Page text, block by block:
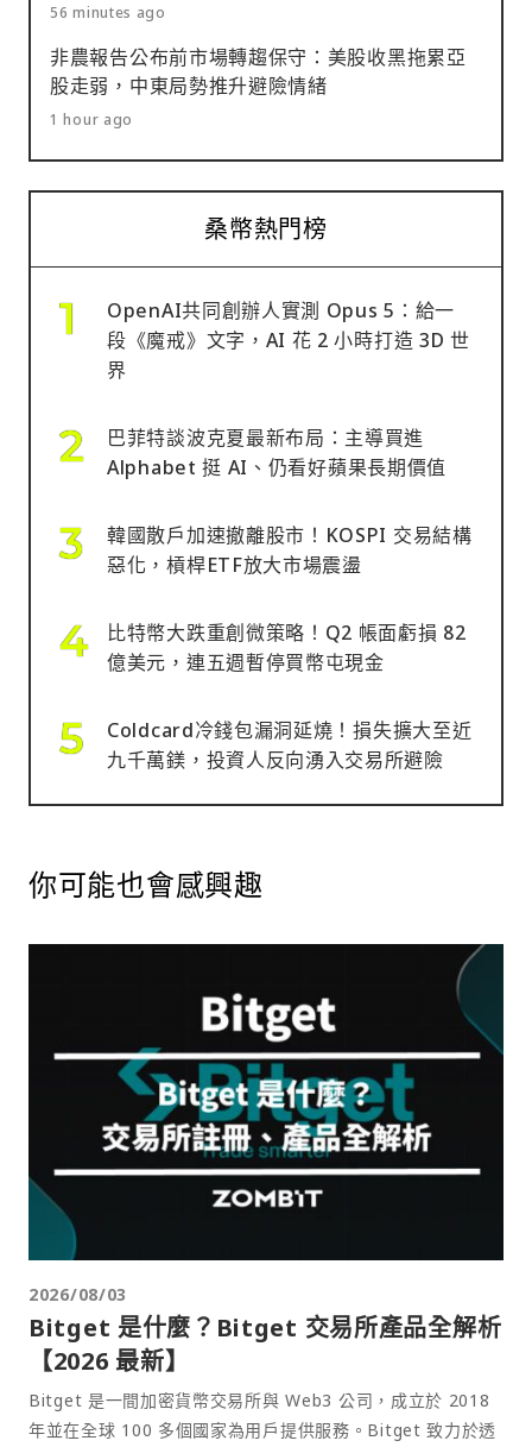
56 minutes ago
非農報告公布前市場轉趨保守：美股收黑拖累亞
股走弱，中東局勢推升避險情緒
1 hour ago
桑幣熱門榜
OpenAI共同創辦人實測 Opus 5：給一
段《魔戒》文字，AI 花 2 小時打造 3D 世
界
巴菲特談波克夏最新布局：主導買進
Alphabet 挺 AI、仍看好蘋果長期價值
韓國散戶加速撤離股市！KOSPI 交易結構
惡化，槓桿ETF放大市場震盪
比特幣大跌重創微策略！Q2 帳面虧損 82
億美元，連五週暫停買幣屯現金
Coldcard冷錢包漏洞延燒！損失擴大至近
九千萬鎂，投資人反向湧入交易所避險
你可能也會感興趣
2026/08/03
Bitget 是什麼？Bitget 交易所產品全解析
【2026 最新】
Bitget 是一間加密貨幣交易所與 Web3 公司，成立於 2018
年並在全球 100 多個國家為用戶提供服務。Bitget 致力於透